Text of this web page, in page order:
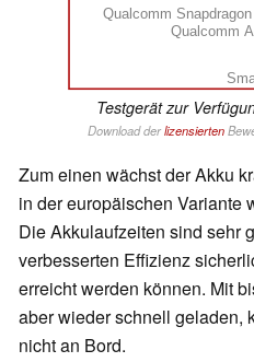
Qualcomm
Qualcomm
Testgerät zur
Download derlizensierten
Zum einen wächst der Akku
in der europäischen Variante
Die Akkulaufzeiten sind sehr
verbesserten Effizienz
erreicht werden können. Mit
aber wieder schnell geladen,
nicht an Bord.